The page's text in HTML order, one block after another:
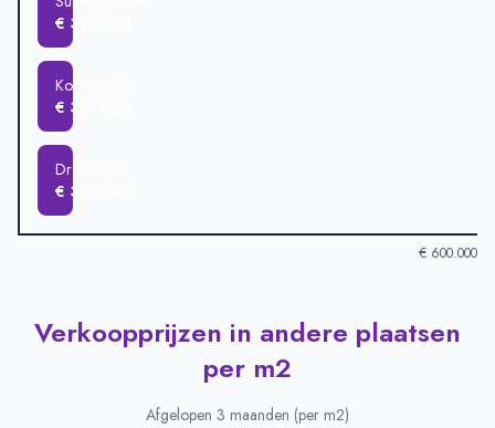
€ 390.041
Kootstertille
€ 321.400
Drogeham
€ 303.540
€ 600.000
Verkoopprijzen in andere plaatsen-Afgelopen 3 maanden
Plaats
Gemiddelde verkoopprijs
€ 543.888
€ 500.453
Verkoopprijzen in andere plaatsen
per m2
Afgelopen 3 maanden (per m2)